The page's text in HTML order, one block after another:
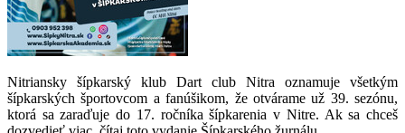
Nitriansky šípkarský klub Dart club Nitra oznamuje všetkým
šípkarských športovcom a fanúšikom, že otvárame už 39. sezónu,
ktorá sa zaraďuje do 17. ročníka šípkarenia v Nitre. Ak sa chceš